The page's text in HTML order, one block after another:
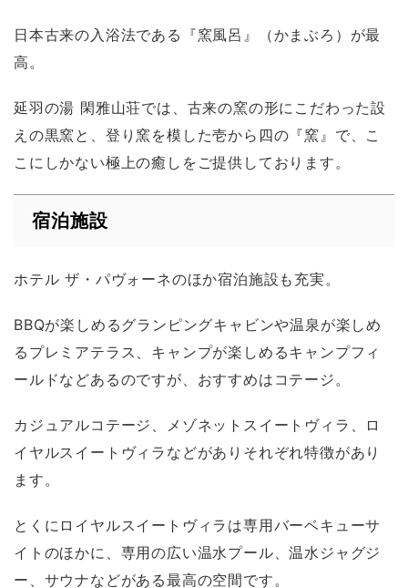
日本古来の入浴法である『窯風呂』（かまぶろ）が最
高。
延羽の湯 閑雅山荘では、古来の窯の形にこだわった設
えの黒窯と、登り窯を模した壱から四の『窯』で、こ
こにしかない極上の癒しをご提供しております。
宿泊施設
ホテル ザ・パヴォーネのほか宿泊施設も充実。
BBQが楽しめるグランピングキャビンや温泉が楽しめ
るプレミアテラス、キャンプが楽しめるキャンプフィ
ールドなどあるのですが、おすすめはコテージ。
カジュアルコテージ、メゾネットスイートヴィラ、ロ
イヤルスイートヴィラなどがありそれぞれ特徴があり
ます。
とくにロイヤルスイートヴィラは専用バーベキューサ
イトのほかに、専用の広い温水プール、温水ジャグジ
ー、サウナなどがある最高の空間です。